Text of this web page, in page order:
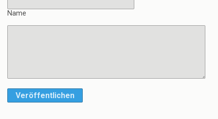
Name
Veröffentlichen